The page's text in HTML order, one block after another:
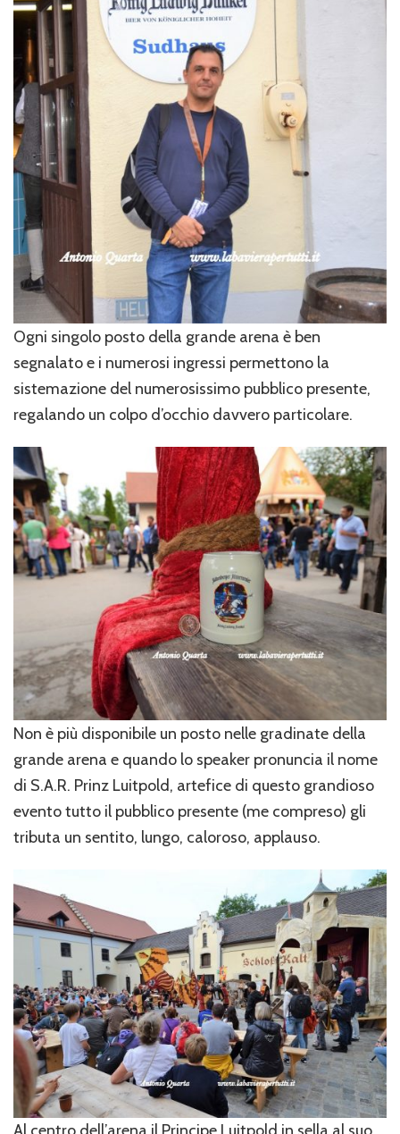
Ogni singolo posto della grande arena è ben
segnalato e i numerosi ingressi permettono la
sistemazione del numerosissimo pubblico presente,
regalando un colpo d’occhio davvero particolare.
Non è più disponibile un posto nelle gradinate della
grande arena e quando lo speaker pronuncia il nome
di S.A.R. Prinz Luitpold, artefice di questo grandioso
evento tutto il pubblico presente (me compreso) gli
tributa un sentito, lungo, caloroso, applauso.